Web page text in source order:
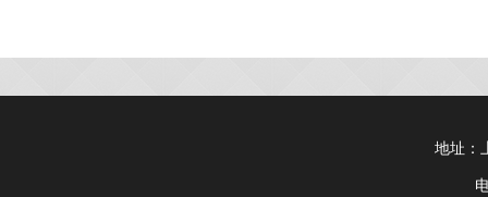
地址：